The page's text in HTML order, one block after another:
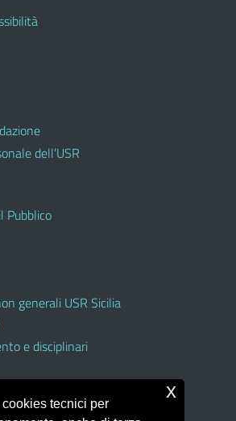
dell’USR
Pubblico
generali USR Sicilia
e disciplinari
tecnici per
x